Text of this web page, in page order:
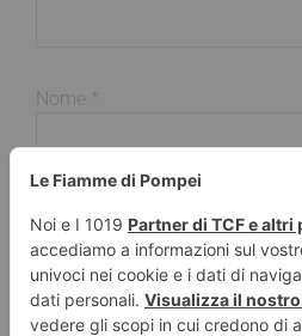
Nome *
Sito web